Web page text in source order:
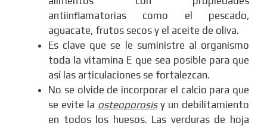
antiinflamatorias como el pescado,
aguacate, frutos secos y el aceite de oliva.
Es clave que se le suministre al organismo
toda la vitamina E que sea posible para que
así las articulaciones se fortalezcan.
No se olvide de incorporar el calcio para que
se evite la osteoporosisy un debilitamiento
en todos los huesos. Las verduras de hoja